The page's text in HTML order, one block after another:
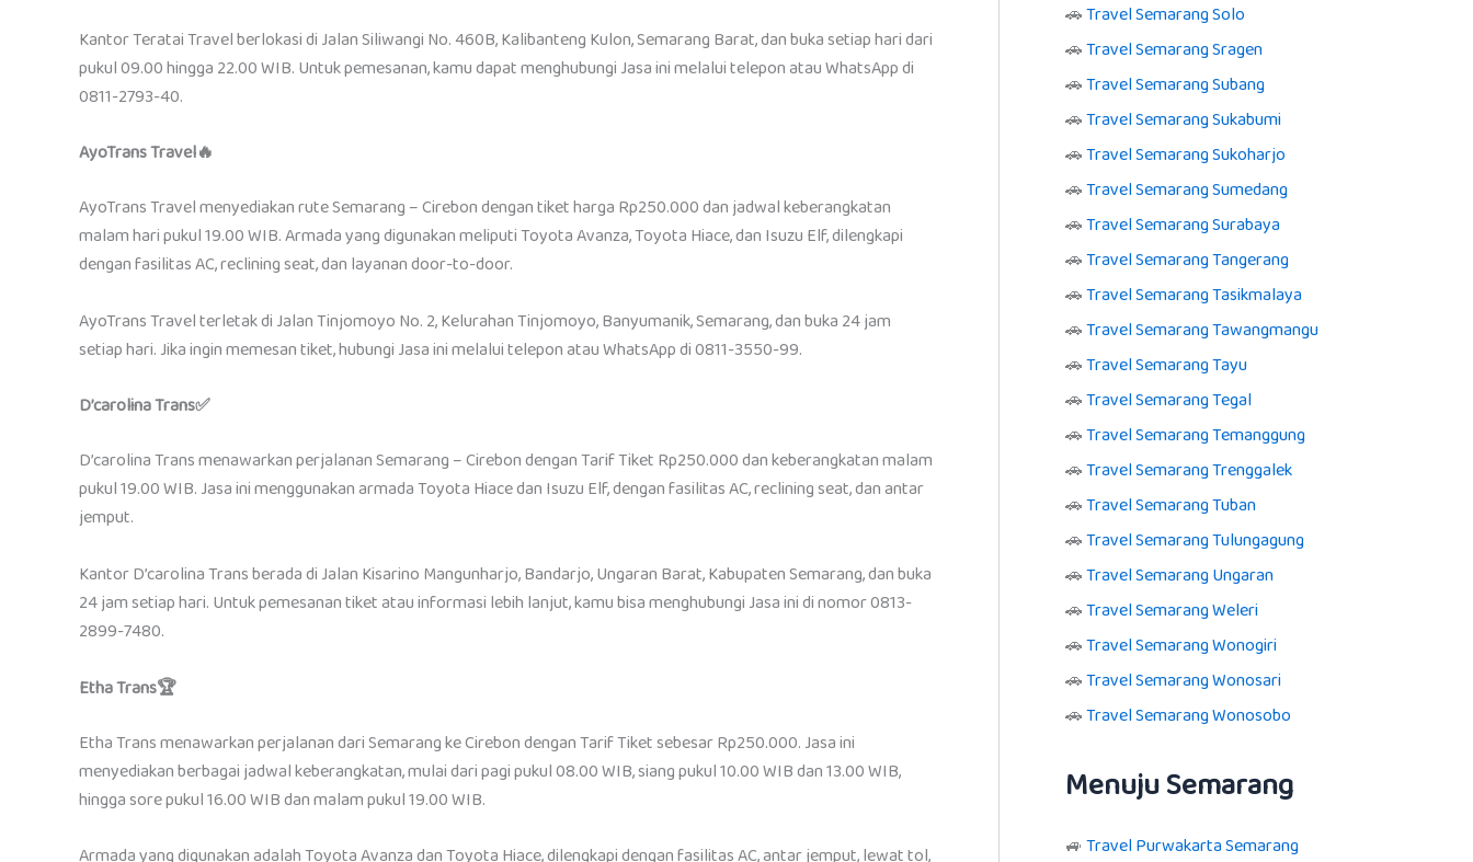
Kantor Teratai Travel berlokasi di Jalan Siliwangi No. 460B, Kalibanteng Kulon, Semarang Barat, dan buka setiap hari dari
pukul 09.00 hingga 22.00 WIB. Untuk pemesanan, kamu dapat menghubungi Jasa ini melalui telepon atau WhatsApp di
0811-2793-40.
AyoTrans Travel🔥
AyoTrans Travel menyediakan rute Semarang – Cirebon dengan tiket harga Rp250.000 dan jadwal keberangkatan
malam hari pukul 19.00 WIB. Armada yang digunakan meliputi Toyota Avanza, Toyota Hiace, dan Isuzu Elf, dilengkapi
dengan fasilitas AC, reclining seat, dan layanan door-to-door.
AyoTrans Travel terletak di Jalan Tinjomoyo No. 2, Kelurahan Tinjomoyo, Banyumanik, Semarang, dan buka 24 jam
setiap hari. Jika ingin memesan tiket, hubungi Jasa ini melalui telepon atau WhatsApp di 0811-3550-99.
D’carolina Trans✅
D’carolina Trans menawarkan perjalanan Semarang – Cirebon dengan Tarif Tiket Rp250.000 dan keberangkatan malam
pukul 19.00 WIB. Jasa ini menggunakan armada Toyota Hiace dan Isuzu Elf, dengan fasilitas AC, reclining seat, dan antar
jemput.
Kantor D’carolina Trans berada di Jalan Kisarino Mangunharjo, Bandarjo, Ungaran Barat, Kabupaten Semarang, dan buka
24 jam setiap hari. Untuk pemesanan tiket atau informasi lebih lanjut, kamu bisa menghubungi Jasa ini di nomor 0813-
2899-7480.
Etha Trans🏆
Etha Trans menawarkan perjalanan dari Semarang ke Cirebon dengan Tarif Tiket sebesar Rp250.000. Jasa ini
menyediakan berbagai jadwal keberangkatan, mulai dari pagi pukul 08.00 WIB, siang pukul 10.00 WIB dan 13.00 WIB,
hingga sore pukul 16.00 WIB dan malam pukul 19.00 WIB.
Armada yang digunakan adalah Toyota Avanza dan Toyota Hiace, dilengkapi dengan fasilitas AC, antar jemput, lewat tol,
🚗Travel Semarang Solo
🚗Travel Semarang Sragen
🚗Travel Semarang Subang
🚗Travel Semarang Sukabumi
🚗Travel Semarang Sukoharjo
🚗Travel Semarang Sumedang
🚗Travel Semarang Surabaya
🚗Travel Semarang Tangerang
🚗Travel Semarang Tasikmalaya
🚗Travel Semarang Tawangmangu
🚗Travel Semarang Tayu
🚗Travel Semarang Tegal
🚗Travel Semarang Temanggung
🚗Travel Semarang Trenggalek
🚗Travel Semarang Tuban
🚗Travel Semarang Tulungagung
🚗Travel Semarang Ungaran
🚗Travel Semarang Weleri
🚗Travel Semarang Wonogiri
🚗Travel Semarang Wonosari
🚗Travel Semarang Wonosobo
Menuju Semarang
🚙 Travel Purwakarta Semarang